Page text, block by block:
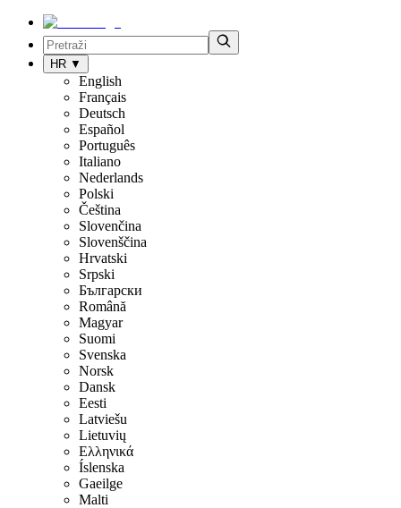
HR ▼
English
Français
Deutsch
Español
Português
Italiano
Nederlands
Polski
Čeština
Slovenčina
Slovenščina
Hrvatski
Srpski
Български
Română
Magyar
Suomi
Svenska
Norsk
Dansk
Eesti
Latviešu
Lietuvių
Ελληνικά
Íslenska
Gaeilge
Malti